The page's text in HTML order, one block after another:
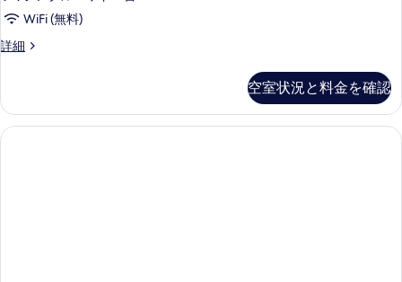
す
べ
写
真
様
利
用)
ダ
ブ
ル
ー
ム
WiFi (無料)
詳細
エ
ー
ダ
ブ
空室状況と料金を確認